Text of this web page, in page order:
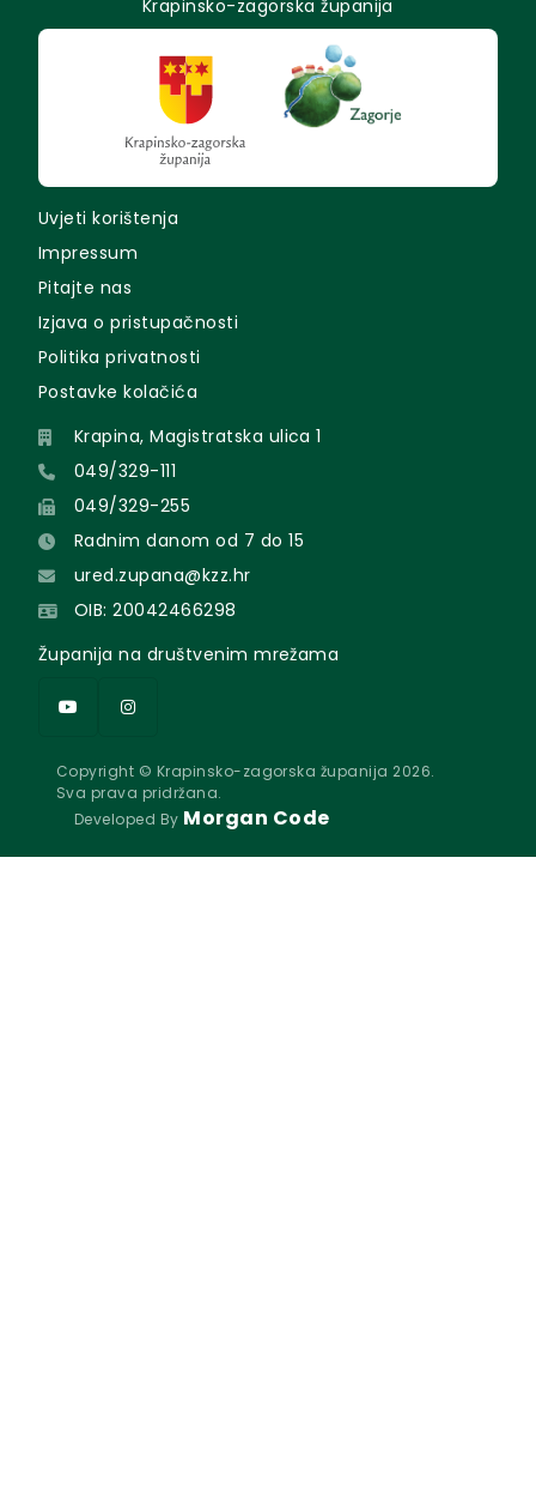
Krapinsko-zagorska županija
Uvjeti korištenja
Impressum
Pitajte nas
Izjava o pristupačnosti
Politika privatnosti
Postavke kolačića
Krapina, Magistratska ulica 1
049/329-111
049/329-255
Radnim danom od 7 do 15
ured.zupana@kzz.hr
OIB: 20042466298
Županija na društvenim mrežama
Copyright © Krapinsko-zagorska županija 2026.
Sva prava pridržana.
Developed By Morgan Code